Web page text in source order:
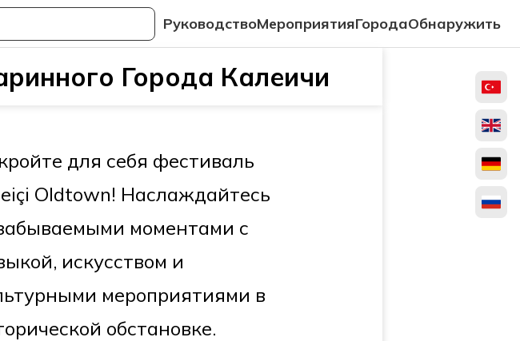
РуководствоМероприятияГородаОбнаружить
Города Калеичи
для себя фестиваль
Oldtown! Наслаждайтесь
моментами с
искусством и
мероприятиями в
обстановке.